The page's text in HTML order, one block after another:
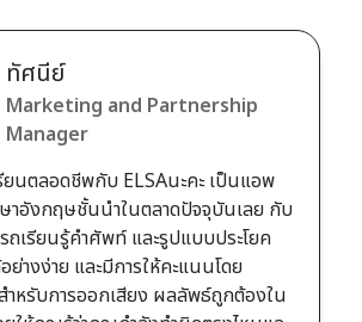
ทัศนีย์
Marketing and Partnership
Manager
นตลอดชีพกับ ELSAนะคะ เป็นแอพ
าอังกฤษชั้นนำในตลาดปัจจุบันเลย กับ
ถเรียนรู้คำศัพท์ และรูปแบบประโยค
ย่างง่าย และมีการให้คะแนนโดย
ำหรับการออกเสียง ผลลัพธ์ถูกต้องใน